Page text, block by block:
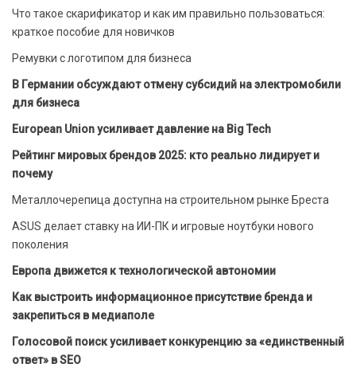
Что такое скарификатор и как им правильно пользоваться:
краткое пособие для новичков
Ремувки с логотипом для бизнеса
В Германии обсуждают отмену субсидий на электромобили
для бизнеса
European Union усиливает давление на Big Tech
Рейтинг мировых брендов 2025: кто реально лидирует и
почему
Металлочерепица доступна на строительном рынке Бреста
ASUS делает ставку на ИИ-ПК и игровые ноутбуки нового
поколения
Европа движется к технологической автономии
Как выстроить информационное присутствие бренда и
закрепиться в медиаполе
Голосовой поиск усиливает конкуренцию за «единственный
ответ» в SEO